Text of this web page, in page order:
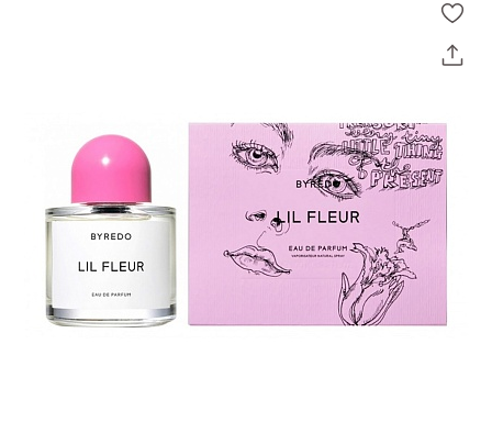
Скопировать
ссылку
Telegram
WhatsApp
Viber